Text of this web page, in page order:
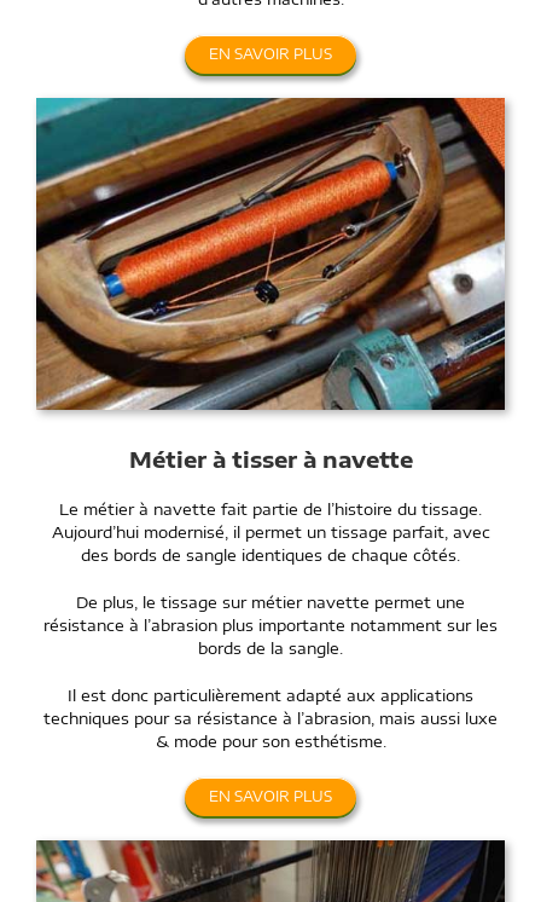
EN SAVOIR PLUS
Métier à tisser à navette
Le métier à navette fait partie de l’histoire du tissage.
Aujourd’hui modernisé, il permet un tissage parfait, avec
des bords de sangle identiques de chaque côtés.
De plus, le tissage sur métier navette permet une
résistance à l’abrasion plus importante notamment sur les
bords de la sangle.
Il est donc particulièrement adapté aux applications
techniques pour sa résistance à l’abrasion, mais aussi luxe
& mode pour son esthétisme.
EN SAVOIR PLUS